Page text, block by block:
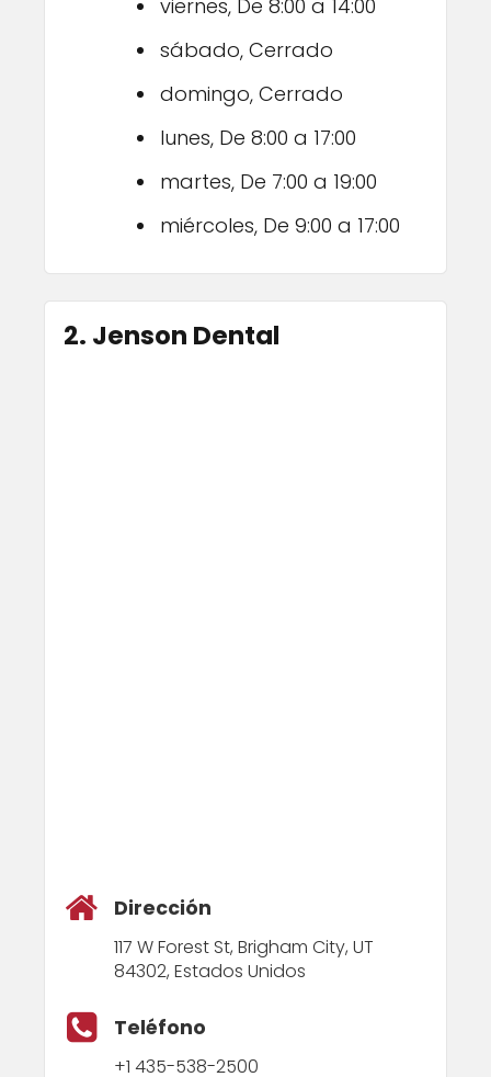
viernes, De 8:00 a 14:00
sábado, Cerrado
domingo, Cerrado
lunes, De 8:00 a 17:00
martes, De 7:00 a 19:00
miércoles, De 9:00 a 17:00
2. Jenson Dental
Dirección
117 W Forest St, Brigham City, UT
84302, Estados Unidos
Teléfono
+1 435-538-2500